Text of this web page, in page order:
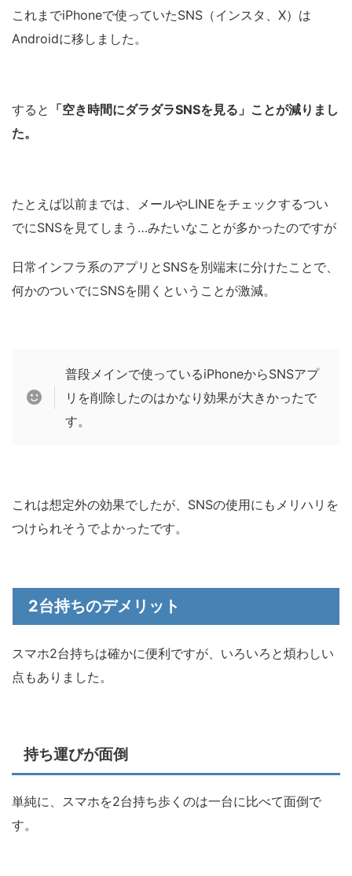
これまでiPhoneで使っていたSNS（インスタ、X）は
Androidに移しました。
すると 「空き時間にダラダラSNSを見る」ことが減りまし
た。
たとえば以前までは、メールやLINEをチェックするつい
でにSNSを見てしまう…みたいなことが多かったのですが
日常インフラ系のアプリとSNSを別端末に分けたことで、
何かのついでにSNSを開くということが激減。
普段メインで使っているiPhoneからSNSアプ
リを削除したのはかなり効果が大きかったで
す。
これは想定外の効果でしたが、SNSの使用にもメリハリを
つけられそうでよかったです。
2台持ちのデメリット
スマホ2台持ちは確かに便利ですが、いろいろと煩わしい
点もありました。
持ち運びが面倒
単純に、スマホを2台持ち歩くのは一台に比べて面倒で
す。